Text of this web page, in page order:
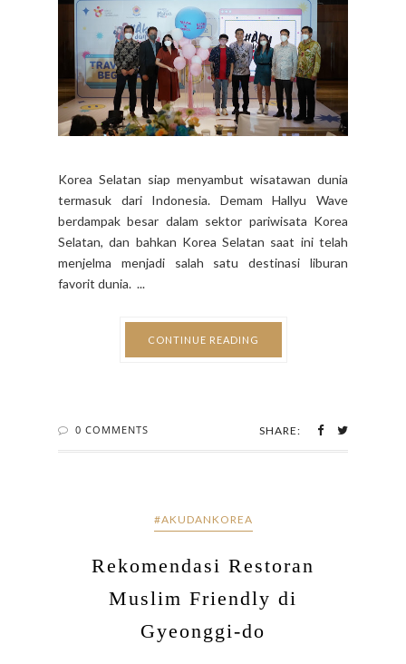
Korea Selatan siap menyambut wisatawan dunia
termasuk dari Indonesia. Demam Hallyu Wave
berdampak besar dalam sektor pariwisata Korea
Selatan, dan bahkan Korea Selatan saat ini telah
menjelma menjadi salah satu destinasi liburan
favorit dunia. ...
CONTINUE READING
0 COMMENTS SHARE:
#AKUDANKOREA
Rekomendasi Restoran
Muslim Friendly di
Gyeonggi-do